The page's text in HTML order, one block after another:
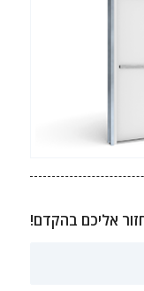
אליכם בהקדם!